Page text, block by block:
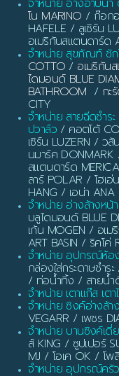
โน MARINO / ก๊อก
HAFELE / ลูเซิร์น
อเมริกันสแตนดาร์ด
จำหน่าย สุขภัณฑ์ ชัก
COTTO / อเมริกัน
ไดมอนด์ BLUE
BATHROOM / กะ
CITY
จำหน่าย สายฉีดชำร
ปวาล์ว / คอตโต้
เซิร์น LUZERN / ว
นมาร์ค DONMARK
สแตนดาร์ด
ลาร์ POLAR / โฮเ
HANG / เอน่า ANA
จำหน่าย อ่างล้างหน้า
บลูไดมอนด์ BLUE
เก้น MOGEN / อเม
ART BASIN / ริคโค่
จำหน่าย อุปกรณ์ห้อ
กล่องใส่กระดาษชำ
/ ท่อน้ำทิ้ง / สายน้
จำหน่าย เตาแก๊ส เ
จำหน่าย ซิงค์อ่างล้
VEGARR / เพชร
จำหน่าย บานซิงค์เ
ส์ KING / ซูปเปอร์
MJ / โอเค OK / โ
จำหน่าย อุปกรณ์ครัว